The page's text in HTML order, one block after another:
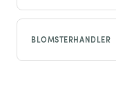
BLOMSTERHANDLER